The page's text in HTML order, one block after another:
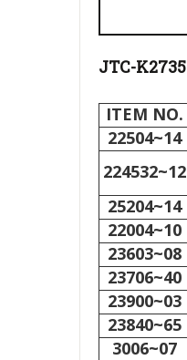
JTC-K2735
ITEM NO.
22504~14
224532~12
25204~14
22004~10
23603~08
23706~40
23900~03
23840~65
3006~07